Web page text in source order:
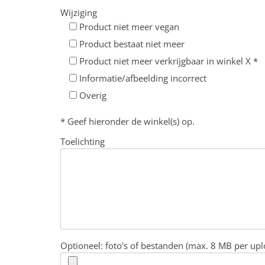
Wijziging
Product niet meer vegan
Product bestaat niet meer
Product niet meer verkrijgbaar in winkel X *
Informatie/afbeelding incorrect
Overig
* Geef hieronder de winkel(s) op.
Toelichting
Optioneel: foto's of bestanden (max. 8 MB per